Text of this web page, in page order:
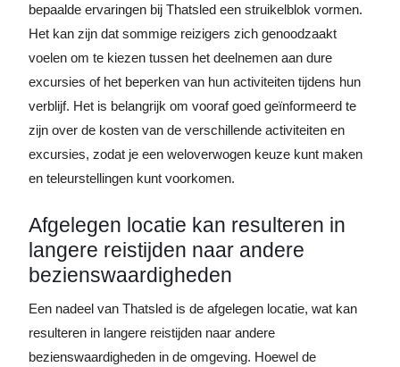
bepaalde ervaringen bij Thatsled een struikelblok vormen.
Het kan zijn dat sommige reizigers zich genoodzaakt
voelen om te kiezen tussen het deelnemen aan dure
excursies of het beperken van hun activiteiten tijdens hun
verblijf. Het is belangrijk om vooraf goed geïnformeerd te
zijn over de kosten van de verschillende activiteiten en
excursies, zodat je een weloverwogen keuze kunt maken
en teleurstellingen kunt voorkomen.
Afgelegen locatie kan resulteren in
langere reistijden naar andere
bezienswaardigheden
Een nadeel van Thatsled is de afgelegen locatie, wat kan
resulteren in langere reistijden naar andere
bezienswaardigheden in de omgeving. Hoewel de